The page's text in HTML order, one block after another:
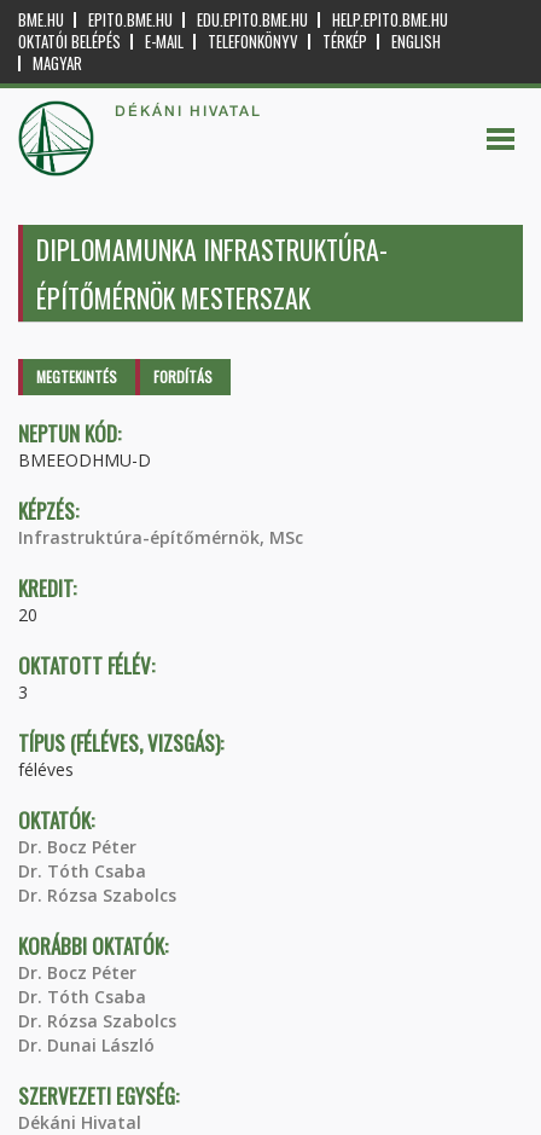
BME.HU EPITO.BME.HU EDU.EPITO.BME.HU
HELP.EPITO.BME.HU
OKTATÓI BELÉPÉS
E-MAIL TELEFONKÖNYV TÉRKÉP
ENGLISH
MAGYAR
DÉKÁNI HIVATAL
DIPLOMAMUNKA INFRASTRUKTÚRA-
ÉPÍTŐMÉRNÖK MESTERSZAK
Elsődleges fülek
MEGTEKINTÉS (AKTÍVFORDÍTÁS
NEPTUN KÓD:
BMEEODHMU-D
KÉPZÉS:
Infrastruktúra-építőmérnök, MSc
KREDIT:
20
OKTATOTT FÉLÉV:
3
TÍPUS (FÉLÉVES, VIZSGÁS):
féléves
OKTATÓK:
Dr. Bocz Péter
Dr. Tóth Csaba
Dr. Rózsa Szabolcs
KORÁBBI OKTATÓK:
Dr. Bocz Péter
Dr. Tóth Csaba
Dr. Rózsa Szabolcs
Dr. Dunai László
SZERVEZETI EGYSÉG:
Dékáni Hivatal